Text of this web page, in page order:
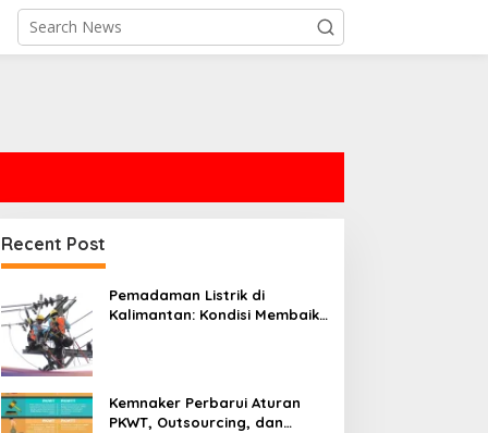
Recent Post
Pemadaman Listrik di
Kalimantan: Kondisi Membaik,
Kemnaker Perbarui Aturan
PKWT, Outsourcing, dan